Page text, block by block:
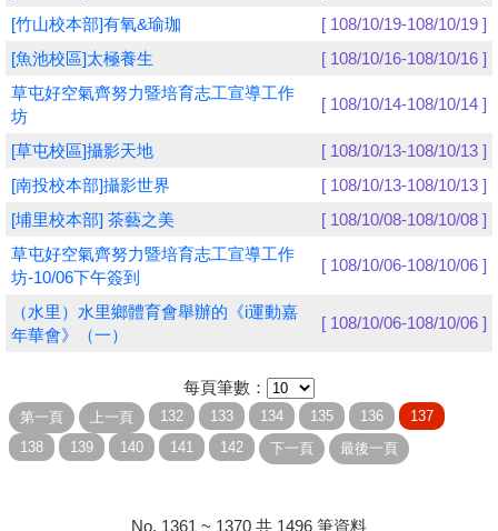
網路選課
學員專區
教師專區
評委專區
校務行政
[竹山校本部]有氧&瑜珈
[ 108/10/19-108/10/19 ]
[魚池校區]太極養生
[ 108/10/16-108/10/16 ]
草屯好空氣齊努力暨培育志工宣導工作
坊
[ 108/10/14-108/10/14 ]
[草屯校區]攝影天地
[ 108/10/13-108/10/13 ]
[南投校本部]攝影世界
[ 108/10/13-108/10/13 ]
[埔里校本部] 茶藝之美
[ 108/10/08-108/10/08 ]
草屯好空氣齊努力暨培育志工宣導工作
坊-10/06下午簽到
[ 108/10/06-108/10/06 ]
（水里）水里鄉體育會舉辦的《i運動嘉
年華會》（一）
[ 108/10/06-108/10/06 ]
每頁筆數：
No. 1361 ~ 1370 共 1496 筆資料